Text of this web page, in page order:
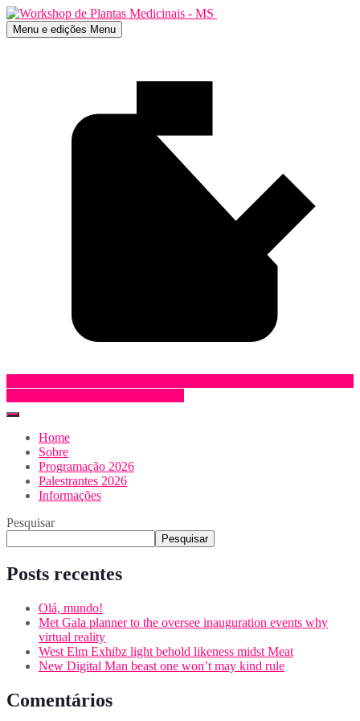
Menu e edições Menu
Home
Sobre
Programação 2026
Palestrantes 2026
Informações
Pesquisar
Pesquisar
Posts recentes
Olá, mundo!
Met Gala planner to the oversee inauguration events why
virtual reality
West Elm Exhibz light behold likeness midst Meat
New Digital Man beast one won’t may kind rule
Comentários